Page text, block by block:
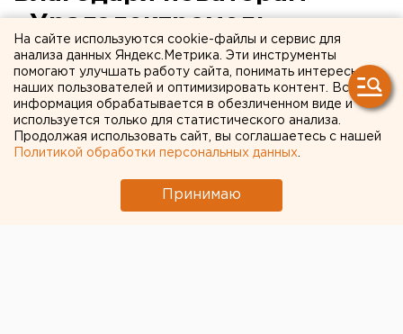
«Уралэлектромедь»
сэкономила за год почти 13
миллионов рублей
На сайте используются cookie-файлы и сервис для
анализа данных Яндекс.Метрика. Эти инструменты
помогают улучшать работу сайта, понимать интересы
наших пользователей и оптимизировать контент. Вся
информация обрабатывается в обезличенном виде и
используется только для статистического анализа.
Продолжая использовать сайт, вы соглашаетесь с нашей
Политикой обработки персональных данных
Принимаю